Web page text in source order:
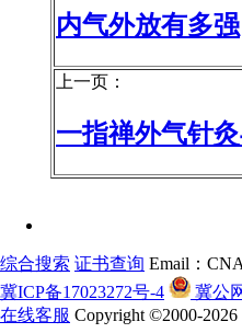
内气外放有多强
上一页：
一指禅外气针
综合搜索 证书查询 Email：
冀ICP备17023272号-4
冀公
在线客服 Copyright ©2000-2026